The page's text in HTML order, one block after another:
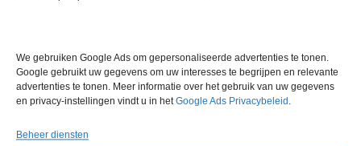
We gebruiken Google Ads om gepersonaliseerde advertenties te tonen.
Google gebruikt uw gegevens om uw interesses te begrijpen en relevante
advertenties te tonen. Meer informatie over het gebruik van uw gegevens
en privacy-instellingen vindt u in hetGoogle Ads Privacybeleid .
Beheer diensten
Conditie Gebruikt in goede conditie